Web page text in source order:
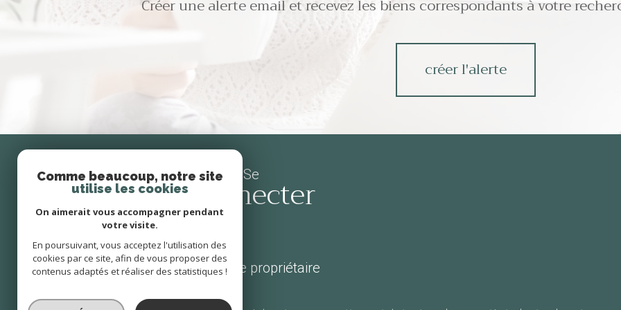
Créer une alerte email et recevez les biens correspondants à votre
créer l'alerte
Se
connecter
espace propriétaire
Comme beaucoup, notre site
utilise les cookies
On aimerait vous accompagner pendant
votre visite.
En poursuivant, vous acceptez l'utilisation des
cookies par ce site, afin de vous proposer des
contenus adaptés et réaliser des statistiques !